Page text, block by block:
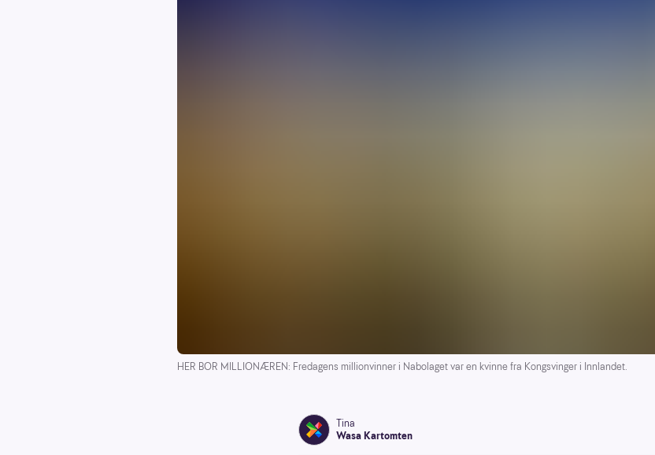
HER BOR MILLIONÆREN: Fredagens millionvinner i Nabolaget var en kvinne fra Kongsvinger i Innlandet.
Tina
Wasa Kartomten